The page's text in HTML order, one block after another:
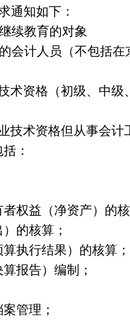
通知如下：
续教育的对象
会计人员（不包括在
术资格（初级、中
技术资格但从事会计
：
权益（净资产）的核
的核算；
执行结果）的核算；
报告）编制；
管理；